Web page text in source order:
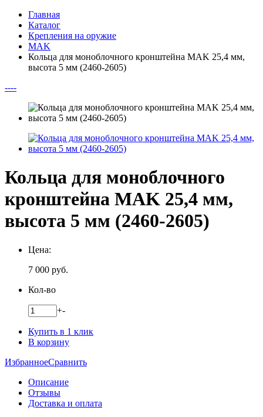
Главная
Каталог
Крепления на оружие
MAK
Кольца для моноблочного кронштейна MAK 25,4 мм,
высота 5 мм (2460-2605)
----
Кольца для моноблочного
кронштейна MAK 25,4 мм,
высота 5 мм (2460-2605)
Цена:
7 000 руб.
Кол-во
+-
Купить в 1 клик
В корзину
ИзбранноеСравнить
Описание
Отзывы
Доставка и оплата